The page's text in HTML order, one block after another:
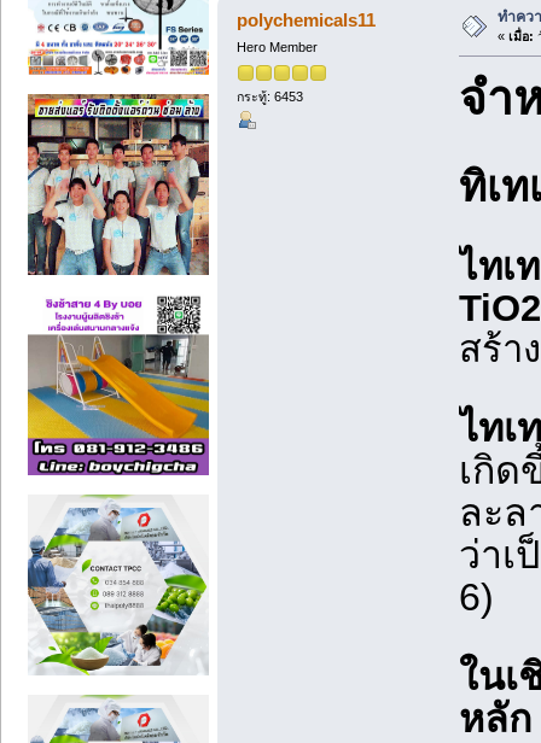
polychemicals11
Hero Member
กระทู้: 6453
ทำคว
« เมื่อ:
จำ
ทิเ
ไทเ
สร้า
ไทเ
เกิด
ละล
ว่าเ
6)
ในเ
หลั